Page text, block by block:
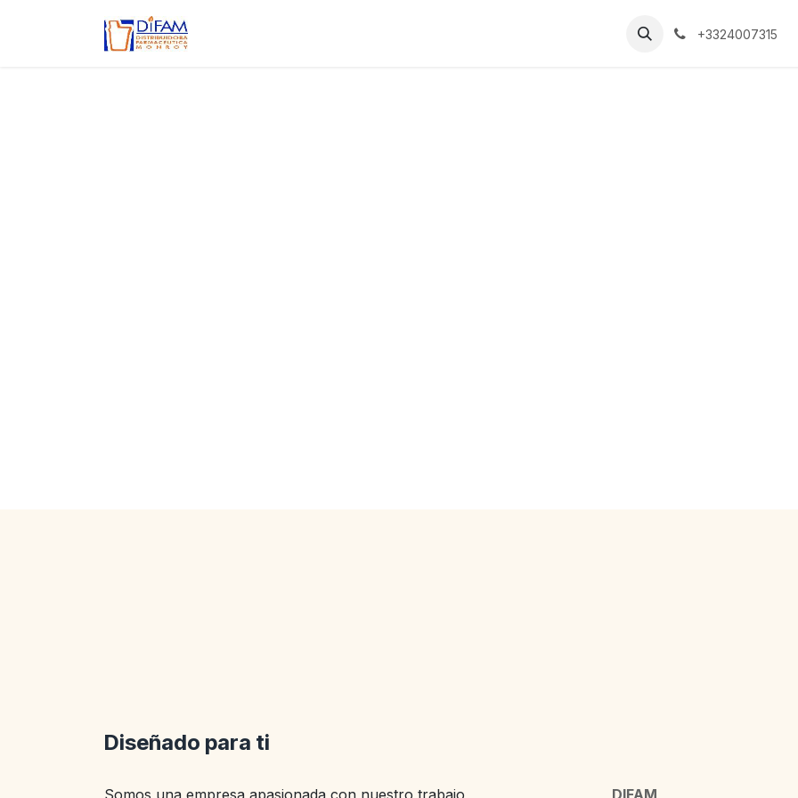
Ir al contenido +3324007315
Diseñado para ti
Somos una empresa apasionada con nuestro trabajo, DIFAM